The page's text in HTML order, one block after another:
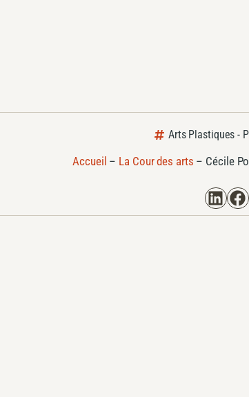
Arts Plastiques -
Accueil – La Cour des arts – Cécile